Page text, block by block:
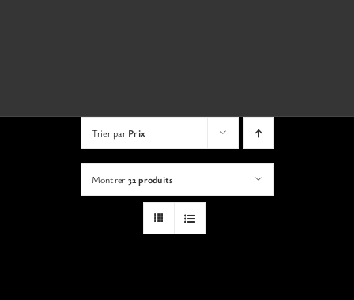
OFFRIR UNE EXPERIENCE
BOUTIQUE EN LIGNE
Trier parPrix
Montrer32 produits